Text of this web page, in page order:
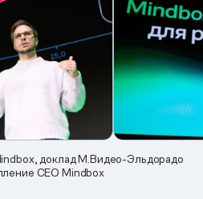
доклад М.Видео-Эльдорадо
CEO Mindbox